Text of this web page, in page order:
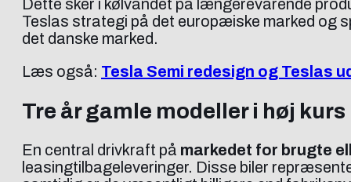
Dette sker i kølvandet på længerevarende
Teslas strategi på det europæiske marked og
det danske marked.
Læs også: Tesla Semi redesign og Teslas
Tre år gamle modeller i høj kurs
En central drivkraft på markedet for brugte
leasingtilbageleveringer. Disse biler